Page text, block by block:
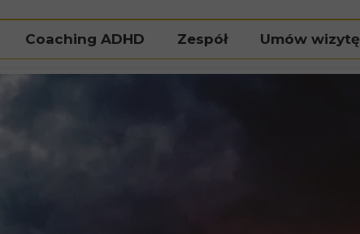
Coaching ADHD Zespół
Natalia Pietrulewicz
Umów wizytę